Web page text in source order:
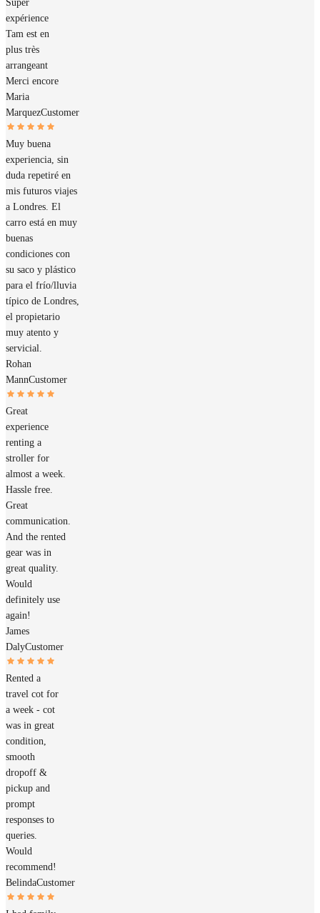
Super
expérience
Tam est en
plus très
arrangeant
Merci encore
Maria
MarquezCustomer
Muy buena
experiencia, sin
duda repetiré en
mis futuros viajes
a Londres. El
carro está en muy
buenas
condiciones con
su saco y plástico
para el frío/lluvia
típico de Londres,
el propietario
muy atento y
servicial.
Rohan
MannCustomer
Great
experience
renting a
stroller for
almost a week.
Hassle free.
Great
communication.
And the rented
gear was in
great quality.
Would
definitely use
again!
James
DalyCustomer
Rented a
travel cot for
a week - cot
was in great
condition,
smooth
dropoff &
pickup and
prompt
responses to
queries.
Would
recommend!
BelindaCustomer